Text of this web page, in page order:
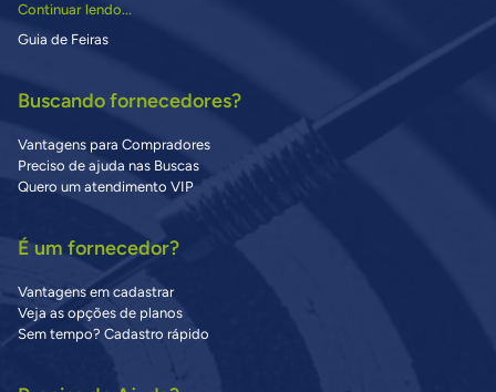
Continuar lendo...
Guia de Feiras
Buscando fornecedores?
Vantagens para Compradores
Preciso de ajuda nas Buscas
Quero um atendimento VIP
É um fornecedor?
Vantagens em cadastrar
Veja as opções de planos
Sem tempo? Cadastro rápido